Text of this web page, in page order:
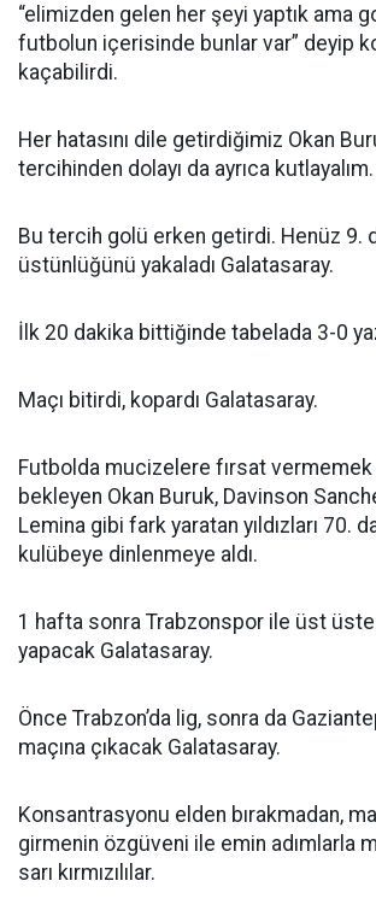
“elimizden gelen her şeyi yaptık ama
futbolun içerisinde bunlar var” deyip
kaçabilirdi.
Her hatasını dile getirdiğimiz Okan
tercihinden dolayı da ayrıca kutlayalım.
Bu tercih golü erken getirdi. Henüz 9.
üstünlüğünü yakaladı Galatasaray.
İlk 20 dakika bittiğinde tabelada 3-0
Maçı bitirdi, kopardı Galatasaray.
Futbolda mucizelere fırsat
bekleyen Okan Buruk, Davinson
Lemina gibi fark yaratan yıldızları 70.
kulübeye dinlenmeye aldı.
1 hafta sonra Trabzonspor ile üst
yapacak Galatasaray.
Önce Trabzon’da lig, sonra da
maçına çıkacak Galatasaray.
Konsantrasyonu elden bırakmadan,
girmenin özgüveni ile emin adımlarla
sarı kırmızılılar.